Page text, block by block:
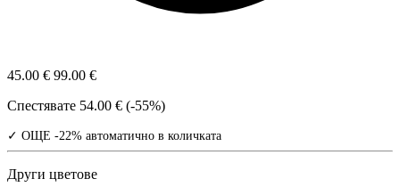
45.00 € 99.00 €
Спестявате 54.00 € (-55%)
✓ ОЩЕ -22% автоматично в количката
Други цветове